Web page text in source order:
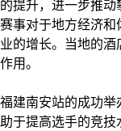
提升，进一步推动
事对于地方经济
的增长。当地的
用。
建南安站的成功
于提高选手的竞